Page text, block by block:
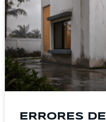
ERRORES DE